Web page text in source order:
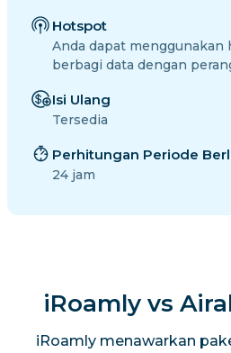
Hotspot
Anda dapat
berbagi data dengan
Isi Ulang
Tersedia
Perhitungan Periode
24 jam
iRoamly vs
iRoamly menawarkan